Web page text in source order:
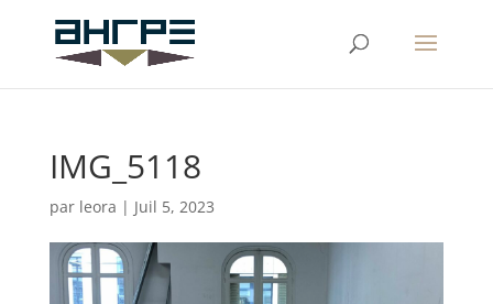
IMG_5118
par leora | Juil 5, 2023